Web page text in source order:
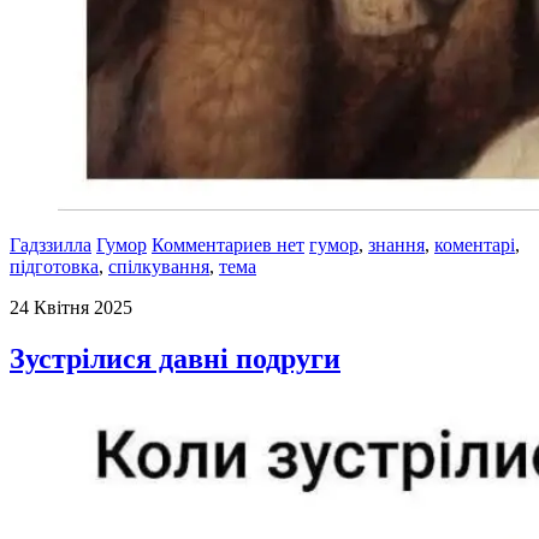
Гадззилла Гумор Комментариев нет гумор, знання, коментарі,
підготовка, спілкування, тема
24 Квітня 2025
Зустрілися давні подруги